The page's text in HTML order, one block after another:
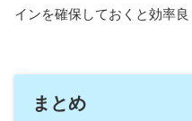
インを確保しておくと効率良
まとめ